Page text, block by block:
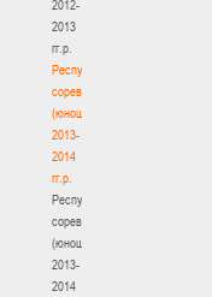
2012-
2013
гг.р.
Республиканские
соревнования
(юноши)
2013-
2014
гг.р.
Республиканские
соревнования
(юноши)
2013-
2014